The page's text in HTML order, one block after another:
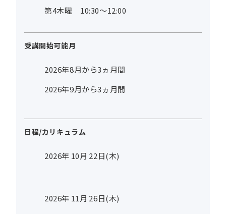
第4木曜 10:30～12:00
受講開始可能月
2026年8月から3ヵ月間
2026年9月から3ヵ月間
日程/カリキュラム
2026年 10月 22日(木)
2026年 11月 26日(木)